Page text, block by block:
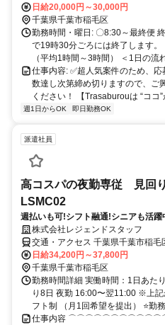
日給20,000円～30,000円
千葉県千葉市稲毛区
勤務時間・曜日: 〇8:30～最終便
で19時30分ごろには終了します。
（平均1時間～3時間） ＜1日の流
仕事内容: ✅超人気案件のため、
数達し次第締め切りますので、ご
ください！ 【Trasaburouは “ココ
週1日からOK 即日勤務OK
派遣社員
高コスパの夜勤専従 見回
LSMC02
週払いも可!シフト融通!シニアも活躍
株式会社レジェンドスタッフ
交通・アクセス 千葉県千葉市稲毛
日給34,200円～37,800円
千葉県千葉市稲毛区
勤務時間詳細 実働時間：1日あた
り8日 夜勤 16:00〜翌11:00 ※上
フト制 （月1回希望を提出） ⭐勤務
仕事内容 ⌒⌒⌒⌒⌒⌒⌒⌒⌒⌒⌒⌒ 高